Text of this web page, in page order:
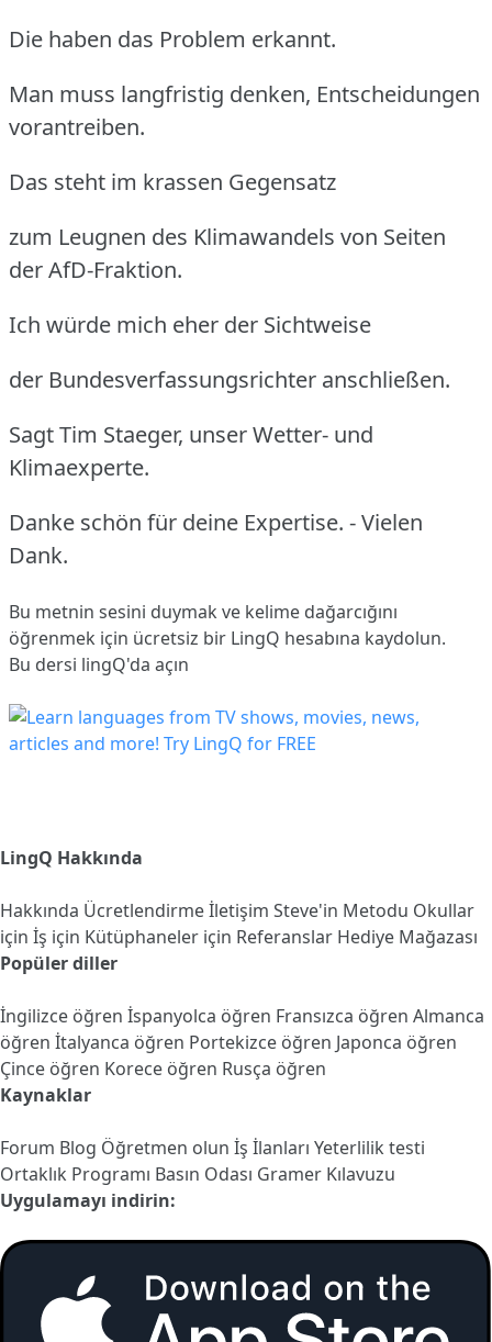
Die haben das Problem erkannt.
Man muss langfristig denken, Entscheidungen
vorantreiben.
Das steht im krassen Gegensatz
zum Leugnen des Klimawandels von Seiten
der AfD-Fraktion.
Ich würde mich eher der Sichtweise
der Bundesverfassungsrichter anschließen.
Sagt Tim Staeger, unser Wetter- und
Klimaexperte.
Danke schön für deine Expertise. - Vielen
Dank.
Bu metnin sesini duymak ve kelime dağarcığını
öğrenmek için ücretsiz bir LingQ hesabına kaydolun.
Bu dersi lingQ'da açın
LingQ Hakkında
Hakkında Ücretlendirmeİletişim Steve'in Metodu Okullar
için İş için Kütüphaneler için Referanslar Hediye Mağazası
Popüler diller
İngilizce öğren İspanyolca öğren Fransızca öğren Almanca
öğren İtalyanca öğren Portekizce öğren Japonca öğren
Çince öğren Korece öğren Rusça öğren
Kaynaklar
Forum Blog Öğretmen olun İş İlanları Yeterlilik testi
Ortaklık Programı Basın Odası Gramer Kılavuzu
Uygulamayı indirin: